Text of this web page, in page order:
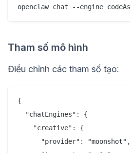
Tham số mô hình
Điều chỉnh các tham số tạo:
{
  "chatEngines": {
    "creative": {
      "provider": "moonshot",